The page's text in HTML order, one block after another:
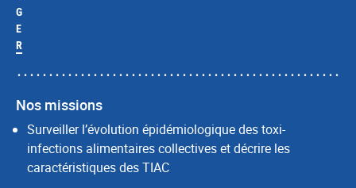
G
E
R
Nos missions
Surveiller l’évolution épidémiologique des toxi-
infections alimentaires collectives et décrire les
caractéristiques des TIAC